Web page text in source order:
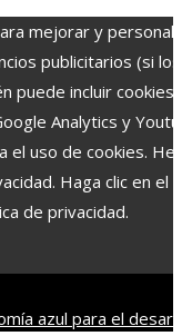
mejorar y
publicitarios (si los
puede incluir cookies
Analytics y
el uso de cookies.
Haga clic en el
de privacidad.
azul para el